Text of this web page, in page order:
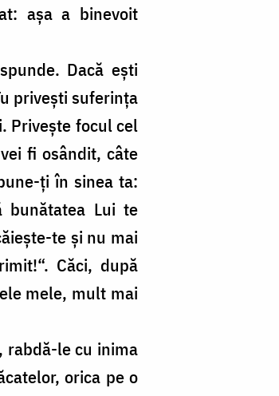
așa a binevoit
Dacă ești
privești suferința
Privește focul cel
fi osândit, câte
ți în sinea ta:
bunătatea Lui te
te și nu mai
Căci, după
mele, mult mai
rabdă-le cu inima
orica pe o